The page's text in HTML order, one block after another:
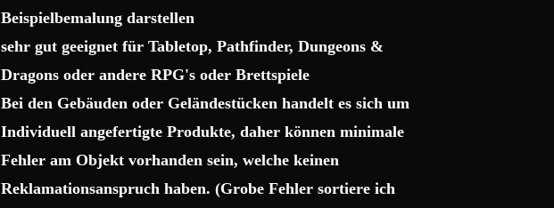
Beispielbemalung darstellen
sehr gut geeignet für Tabletop, Pathfinder, Dungeons &
Dragons oder andere RPG's oder Brettspiele
Bei den Gebäuden oder Geländestücken handelt es sich um
Individuell angefertigte Produkte, daher können minimale
Fehler am Objekt vorhanden sein, welche keinen
Reklamationsanspruch haben. (Grobe Fehler sortiere ich